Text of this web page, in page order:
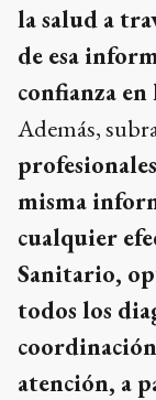
la salud a
de esa
confianza
Además,
misma
cualquier
Sanitario,
todos los
atención, a